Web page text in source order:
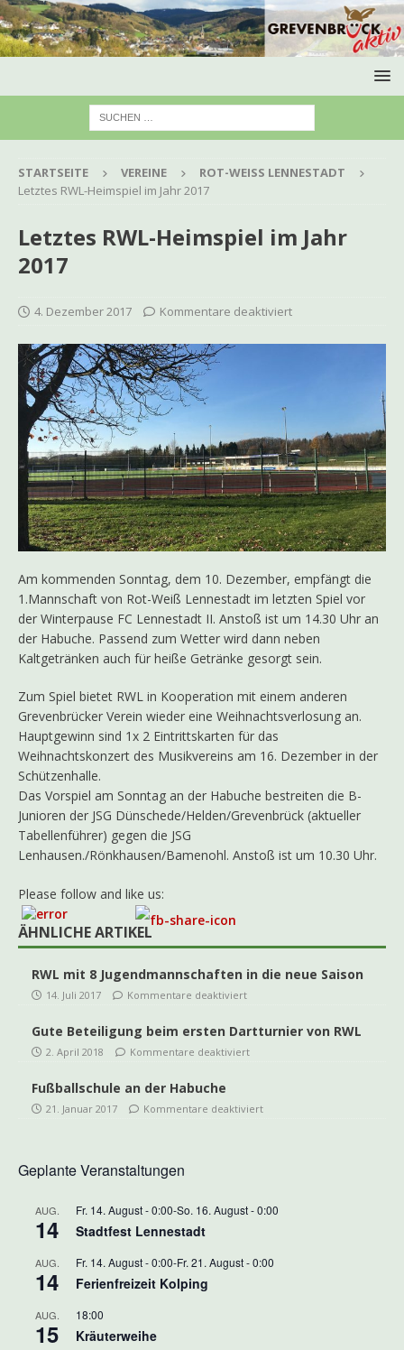
STARTSEITE VEREINE
ROT-WEISS LENNESTADT
Letztes RWL-Heimspiel im Jahr 2017
Letztes RWL-Heimspiel im Jahr
2017
4. Dezember 2017 Kommentare deaktiviert
Am kommenden Sonntag, dem 10. Dezember, empfängt die
1.Mannschaft von Rot-Weiß Lennestadt im letzten Spiel vor
der Winterpause FC Lennestadt II. Anstoß ist um 14.30 Uhr an
der Habuche. Passend zum Wetter wird dann neben
Kaltgetränken auch für heiße Getränke gesorgt sein.
Zum Spiel bietet RWL in Kooperation mit einem anderen
Grevenbrücker Verein wieder eine Weihnachtsverlosung an.
Hauptgewinn sind 1x 2 Eintrittskarten für das
Weihnachtskonzert des Musikvereins am 16. Dezember in der
Schützenhalle.
Das Vorspiel am Sonntag an der Habuche bestreiten die B-
Junioren der JSG Dünschede/Helden/Grevenbrück (aktueller
Tabellenführer) gegen die JSG
Lenhausen./Rönkhausen/Bamenohl. Anstoß ist um 10.30 Uhr.
Please follow and like us:
ÄHNLICHE ARTIKEL
RWL mit 8 Jugendmannschaften in die neue Saison
14. Juli 2017 Kommentare deaktiviert
Gute Beteiligung beim ersten Dartturnier von RWL
2. April 2018 Kommentare deaktiviert
Fußballschule an der Habuche
21. Januar 2017 Kommentare deaktiviert
Geplante Veranstaltungen
AUG.
14
Fr. 14. August - 0:00-So. 16. August - 0:00
Stadtfest Lennestadt
AUG.
14
Fr. 14. August - 0:00-Fr. 21. August - 0:00
Ferienfreizeit Kolping
AUG.
15
18:00
Kräuterweihe